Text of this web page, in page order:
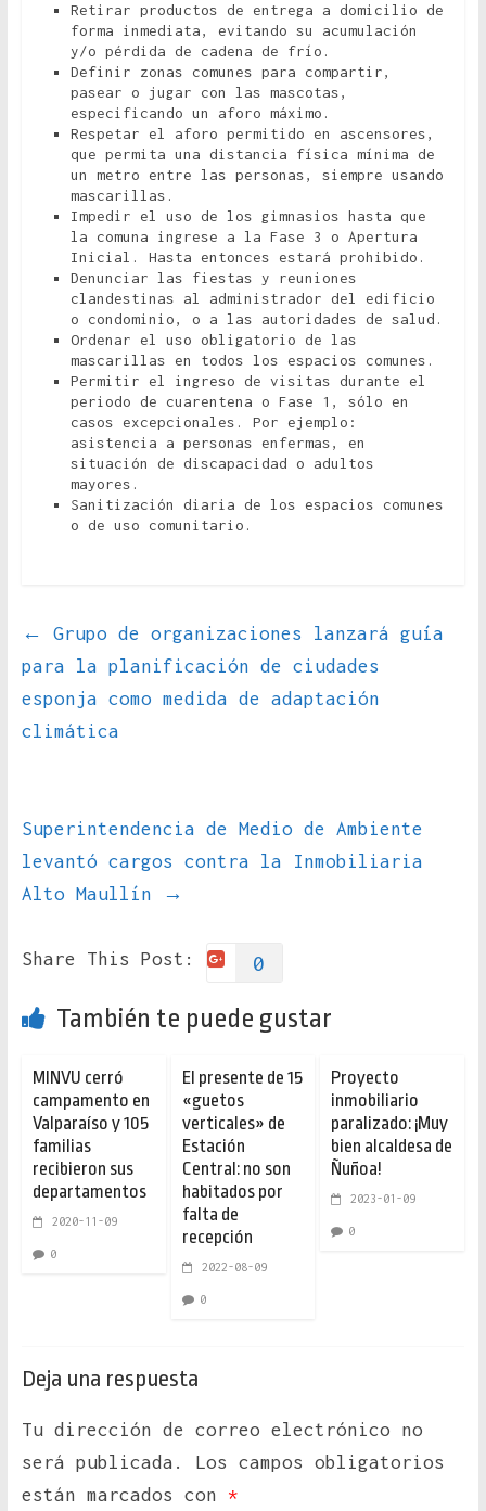
Retirar productos de entrega a domicilio de
forma inmediata, evitando su acumulación
y/o pérdida de cadena de frío.
Definir zonas comunes para compartir,
pasear o jugar con las mascotas,
especificando un aforo máximo.
Respetar el aforo permitido en ascensores,
que permita una distancia física mínima de
un metro entre las personas, siempre usando
mascarillas.
Impedir el uso de los gimnasios hasta que
la comuna ingrese a la Fase 3 o Apertura
Inicial. Hasta entonces estará prohibido.
Denunciar las fiestas y reuniones
clandestinas al administrador del edificio
o condominio, o a las autoridades de salud.
Ordenar el uso obligatorio de las
mascarillas en todos los espacios comunes.
Permitir el ingreso de visitas durante el
periodo de cuarentena o Fase 1, sólo en
casos excepcionales. Por ejemplo:
asistencia a personas enfermas, en
situación de discapacidad o adultos
mayores.
Sanitización diaria de los espacios comunes
o de uso comunitario.
←
Grupo de organizaciones lanzará guía
para la planificación de ciudades
esponja como medida de adaptación
climática
Superintendencia de Medio de Ambiente
levantó cargos contra la Inmobiliaria
Alto Maullín
→
Share This Post: 0
También te puede gustar
MINVU cerró
campamento en
Valparaíso y 105
familias
recibieron sus
departamentos
2020-11-09
0
El presente de 15
«guetos
verticales» de
Estación
Central: no son
habitados por
falta de
recepción
2022-08-09
0
Proyecto
inmobiliario
paralizado: ¡Muy
bien alcaldesa de
Ñuñoa!
2023-01-09
0
Deja una respuesta
Tu dirección de correo electrónico no
será publicada.
Los campos obligatorios
están marcados con *